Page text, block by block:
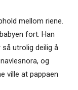
mellom riene.
fort. Han
utrolig deilig å
og
ville at pappaen